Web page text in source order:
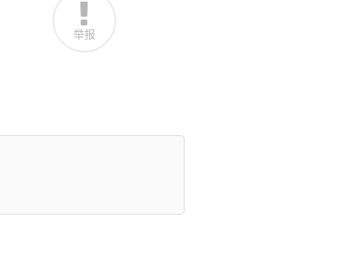
举报